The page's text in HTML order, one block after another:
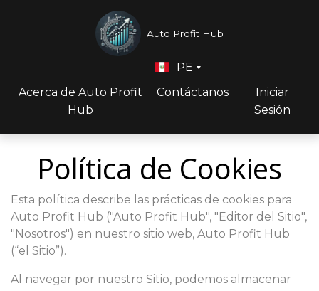
Auto Profit Hub
Acerca de Auto Profit
Hub
Contáctanos
Iniciar
Sesión
PE
Política de Cookies
Esta política describe las prácticas de cookies para
Auto Profit Hub ("Auto Profit Hub", "Editor del Sitio",
"Nosotros") en nuestro sitio web, Auto Profit Hub
(“el Sitio”).
Al navegar por nuestro Sitio, podemos almacenar